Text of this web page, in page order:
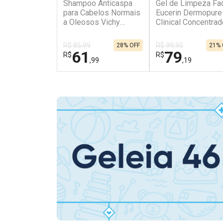
Shampoo Anticaspa
para Cabelos Normais
a Oleosos Vichy
R$ 85,99
R$61 ,99
28% OFF
Dermaclub
Ativar Desconto
Comprar sem Desconto
Por Menos
Comprar sem Desconto
Gel de Limpeza
Eucerin Dermopure
Clinical
R$ 99,90
R$79,19
21%
Laboratório
Ativar Desconto
Comprar sem
Por Menos
Comprar sem